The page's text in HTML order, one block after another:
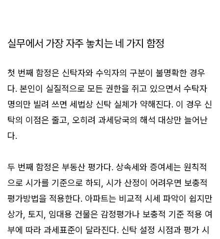
실무에서 가장 자주 놓치는 네 가지 함정
첫 번째 함정은 신탁자와 수익자의 구분이 불명확한 경우
다. 본인이 실질적으로 모든 권한을 쥐고 있으면서 수탁자
명의만 빌려 쓰면 세법상 신탁 실체가 약해진다. 이 경우 신
탁의 이점은 줄고, 오히려 과세당국의 해석 대상만 늘어난
다.
두 번째 함정은 부동산 평가다. 상속세와 증여세는 원칙적
으로 시가를 기준으로 하되, 시가 산정이 어려우면 보충적
평가방법을 적용한다. 아파트는 비교적 시세 파악이 쉽지만
상가, 토지, 임대용 건물은 감정평가나 보충적 기준 적용 여
부에 따라 과세표준이 달라진다. 신탁 설정 시점과 평가 시